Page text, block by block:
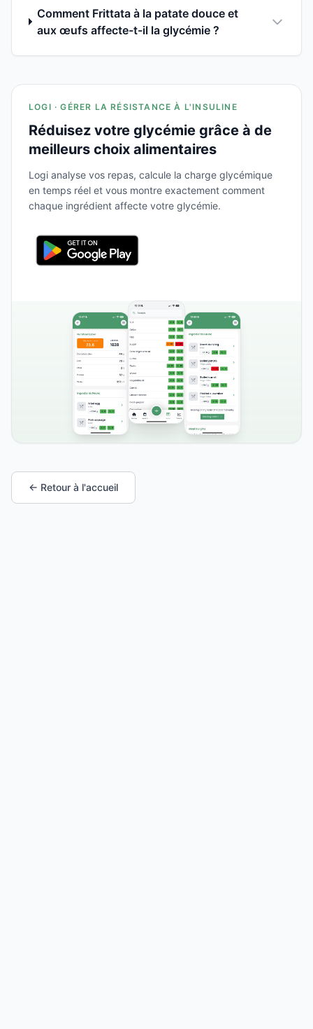
Comment Frittata à la patate douce et
aux œufs affecte-t-il la glycémie ?
LOGI · GÉRER LA RÉSISTANCE À L'INSULINE
Réduisez votre glycémie grâce à de
meilleurs choix alimentaires
Logi analyse vos repas, calcule la charge glycémique
en temps réel et vous montre exactement comment
chaque ingrédient affecte votre glycémie.
← Retour à l'accueil